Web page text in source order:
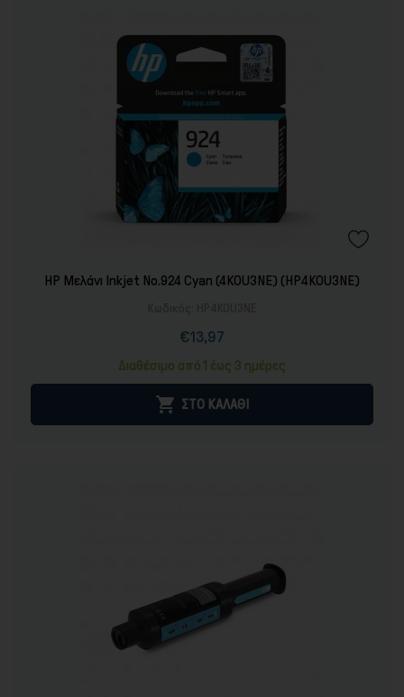
HP Μελάνι Inkjet No.924 Cyan (4K0U3NE) (HP4K0U3NE)
Τιμή
€13,97Κανονική
Διαθέσιμο από 1 έως 3 ημέρες
 ΣΤΟ ΚΑΛΑΘΙ